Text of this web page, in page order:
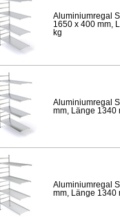
Aluminiumregal
1650 x 400 mm,
kg
Aluminiumregal
mm, Länge 1340
Aluminiumregal
mm, Länge 1340